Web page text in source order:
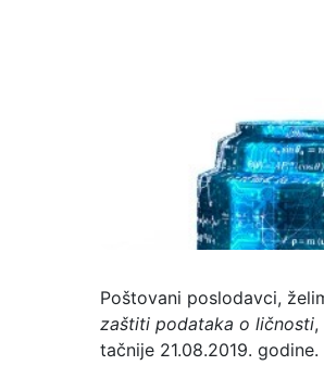
Poštovani poslodavci,
zaštiti podataka o ličnosti,
tačnije 21.08.2019. godine.